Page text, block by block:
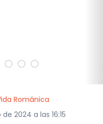
Románica
2024 a las 16:15